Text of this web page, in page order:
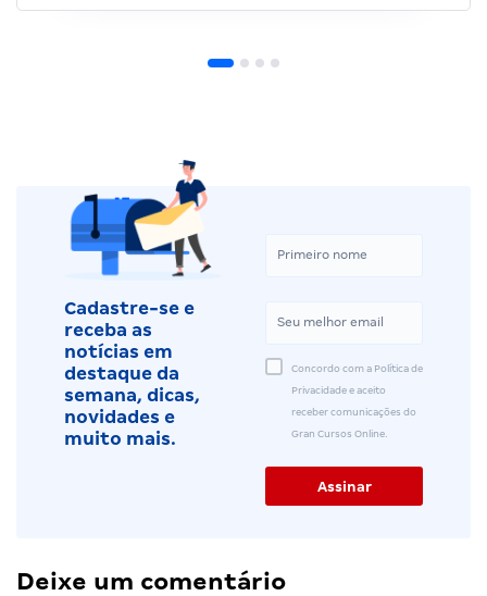
Cadastre-se e
receba as
notícias em
destaque da
semana, dicas,
novidades e
muito mais.
Concordo com a Política de
Privacidade e aceito
receber comunicações do
Gran Cursos Online.
Deixe um comentário